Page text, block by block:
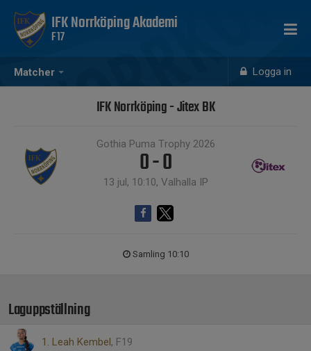
Matcher Logga in
IFK Norrköping Akademi
F17
IFK Norrköping - Jitex BK
Gothia Puma Trophy 2026
0 - 0
13 jul, 10:10, Valhalla IP
Samling 10:10
Laguppställning
1. Leah Kembel, F19